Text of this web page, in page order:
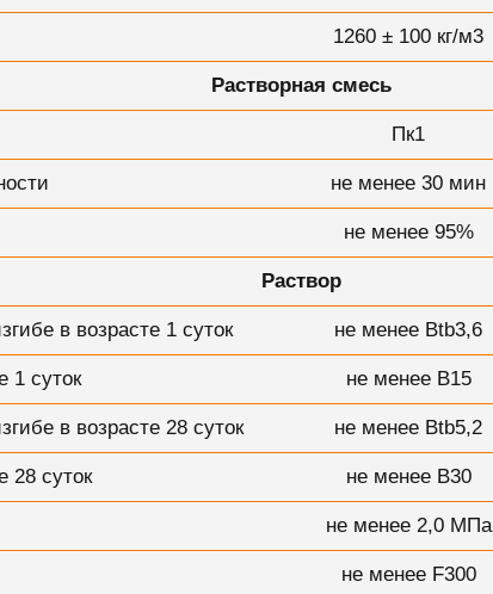
1260 ± 100 кг/м3
Растворная смесь
Пк1
не менее 30 мин
не менее 95%
Раствор
в возрасте 1 суток не менее Btb3,6
1 суток не менее В15
в возрасте 28 суток не менее Btb5,2
28 суток не менее В30
не менее 2,0 МПа
не менее F300